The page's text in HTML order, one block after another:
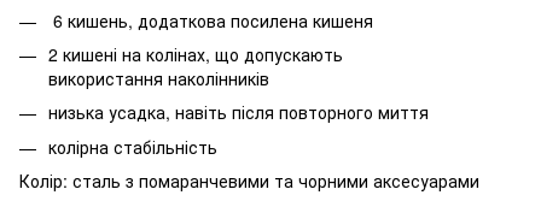
6 кишень, додаткова посилена кишеня
2 кишені на колінах, що допускають
використання наколінників
низька усадка, навіть після повторного миття
колірна стабільність
Колір: сталь з помаранчевими та чорними аксесуарами